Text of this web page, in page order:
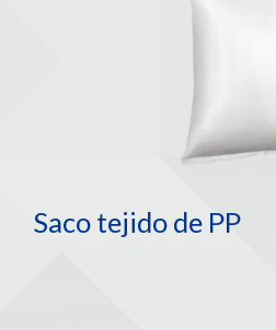
Saco tejido de PP